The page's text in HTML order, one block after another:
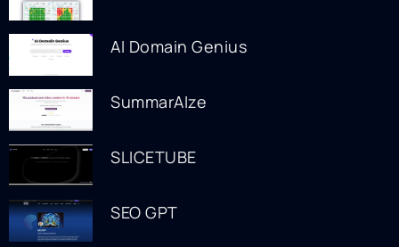
AI Domain Genius
SummarAIze
SLICETUBE
SEO GPT